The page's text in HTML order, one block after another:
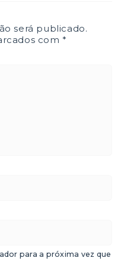
será publicado.
com*
para a próxima vez que